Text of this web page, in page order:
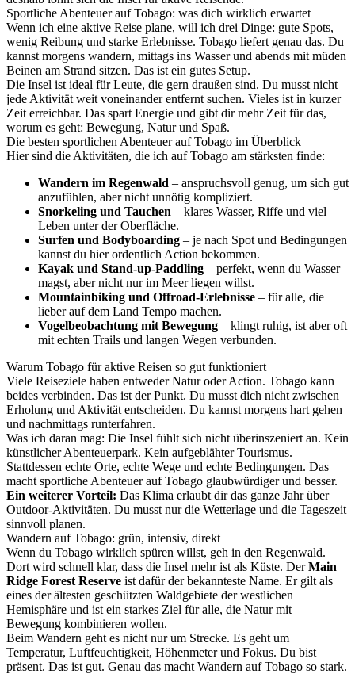
Sportliche Abenteuer auf Tobago: was dich wirklich erwartet
Wenn ich eine aktive Reise plane, will ich drei Dinge: gute Spots,
wenig Reibung und starke Erlebnisse. Tobago liefert genau das. Du
kannst morgens wandern, mittags ins Wasser und abends mit müden
Beinen am Strand sitzen. Das ist ein gutes Setup.
Die Insel ist ideal für Leute, die gern draußen sind. Du musst nicht
jede Aktivität weit voneinander entfernt suchen. Vieles ist in kurzer
Zeit erreichbar. Das spart Energie und gibt dir mehr Zeit für das,
worum es geht: Bewegung, Natur und Spaß.
Die besten sportlichen Abenteuer auf Tobago im Überblick
Hier sind die Aktivitäten, die ich auf Tobago am stärksten finde:
Wandern im Regenwald – anspruchsvoll genug, um sich gut
anzufühlen, aber nicht unnötig kompliziert.
Snorkeling und Tauchen – klares Wasser, Riffe und viel
Leben unter der Oberfläche.
Surfen und Bodyboarding – je nach Spot und Bedingungen
kannst du hier ordentlich Action bekommen.
Kayak und Stand-up-Paddling – perfekt, wenn du Wasser
magst, aber nicht nur im Meer liegen willst.
Mountainbiking und Offroad-Erlebnisse – für alle, die
lieber auf dem Land Tempo machen.
Vogelbeobachtung mit Bewegung – klingt ruhig, ist aber oft
mit echten Trails und langen Wegen verbunden.
Warum Tobago für aktive Reisen so gut funktioniert
Viele Reiseziele haben entweder Natur oder Action. Tobago kann
beides verbinden. Das ist der Punkt. Du musst dich nicht zwischen
Erholung und Aktivität entscheiden. Du kannst morgens hart gehen
und nachmittags runterfahren.
Was ich daran mag: Die Insel fühlt sich nicht überinszeniert an. Kein
künstlicher Abenteuerpark. Kein aufgeblähter Tourismus.
Stattdessen echte Orte, echte Wege und echte Bedingungen. Das
macht sportliche Abenteuer auf Tobago glaubwürdiger und besser.
Ein weiterer Vorteil: Das Klima erlaubt dir das ganze Jahr über
Outdoor-Aktivitäten. Du musst nur die Wetterlage und die Tageszeit
sinnvoll planen.
Wandern auf Tobago: grün, intensiv, direkt
Wenn du Tobago wirklich spüren willst, geh in den Regenwald.
Dort wird schnell klar, dass die Insel mehr ist als Küste. DerMain
Ridge Forest Reserve ist dafür der bekannteste Name. Er gilt als
eines der ältesten geschützten Waldgebiete der westlichen
Hemisphäre und ist ein starkes Ziel für alle, die Natur mit
Bewegung kombinieren wollen.
Beim Wandern geht es nicht nur um Strecke. Es geht um
Temperatur, Luftfeuchtigkeit, Höhenmeter und Fokus. Du bist
präsent. Das ist gut. Genau das macht Wandern auf Tobago so stark.